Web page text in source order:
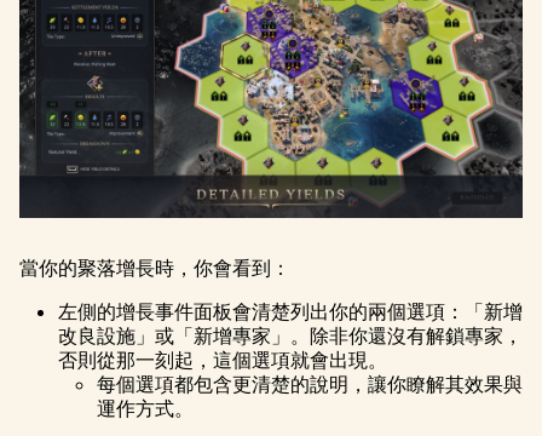
當你的聚落增長時，你會看到：
左側的增長事件面板會清楚列出你的兩個選項：「新增
改良設施」或「新增專家」。除非你還沒有解鎖專家，
否則從那一刻起，這個選項就會出現。
每個選項都包含更清楚的說明，讓你瞭解其效果與
運作方式。